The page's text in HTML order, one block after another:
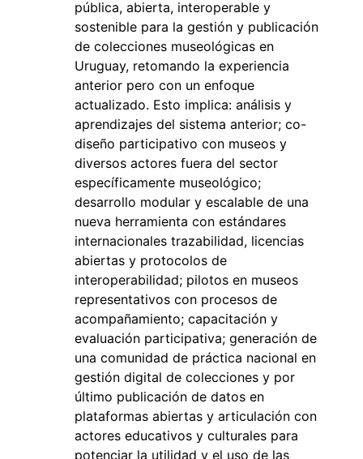
pública, abierta, interoperable y
sostenible para la gestión y publicación
de colecciones museológicas en
Uruguay, retomando la experiencia
anterior pero con un enfoque
actualizado. Esto implica: análisis y
aprendizajes del sistema anterior; co-
diseño participativo con museos y
diversos actores fuera del sector
específicamente museológico;
desarrollo modular y escalable de una
nueva herramienta con estándares
internacionales trazabilidad, licencias
abiertas y protocolos de
interoperabilidad; pilotos en museos
representativos con procesos de
acompañamiento; capacitación y
evaluación participativa; generación de
una comunidad de práctica nacional en
gestión digital de colecciones y por
último publicación de datos en
plataformas abiertas y articulación con
actores educativos y culturales para
potenciar la utilidad y el uso de las